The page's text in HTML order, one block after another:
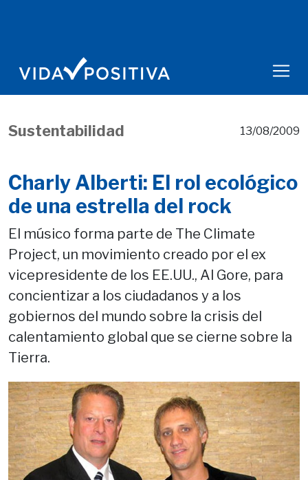
Sustentabilidad 13/08/2009
Charly Alberti: El rol ecológico
de una estrella del rock
El músico forma parte de The Climate
Project, un movimiento creado por el ex
vicepresidente de los EE.UU., Al Gore, para
concientizar a los ciudadanos y a los
gobiernos del mundo sobre la crisis del
calentamiento global que se cierne sobre la
Tierra.